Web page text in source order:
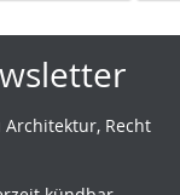
Architektur, Recht